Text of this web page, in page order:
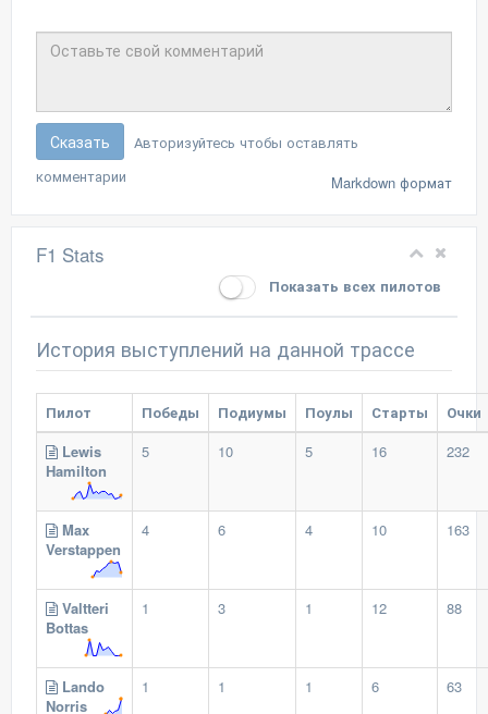
Сказать
Авторизуйтесь чтобы оставлять
комментарии
Markdown формат
F1 Stats
Показать всех пилотов
История выступлений на данной трассе
Пилот Победы Подиумы Поулы Старты
Очки
Lewis
Hamilton
5 10 5 16 232
Max
Verstappen
4 6 4 10 163
Valtteri
Bottas
1 3 1 12 88
Lando
Norris
1 1 1 6 63